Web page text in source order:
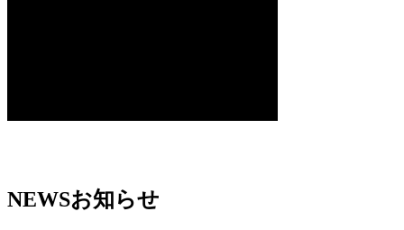
NEWSお知らせ